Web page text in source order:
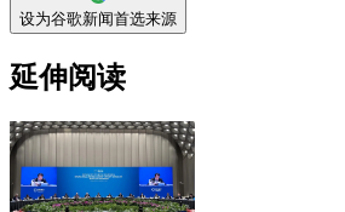
设为谷歌新闻首选来源
延伸阅读